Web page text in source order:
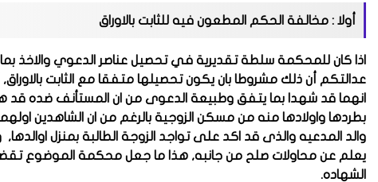
أولا : مخالفة الحكم المطعون فيه للثابت بالاوراق
اذا كان للمحكمة سلطة تقديرية في تحصيل عناصر الدعوي والاخذ
عدالتكم أن ذلك مشروطا بان يكون تحصيلها متفقا مع الثابت
انهما قد شهدا بما يتفق وطبيعة الدعوى من ان المستأنف ضده قد هجر
بطردها واولادها منه من مسكن الزوجية بالرغم من ان الشاهدين
والد المدعيه والذى قد اكد على تواجد الزوجة الطالبة بمنزل
يعلم عن محاولات صلح من جانبه, هذا ما جعل محكمة الموضوع
الشهاده.